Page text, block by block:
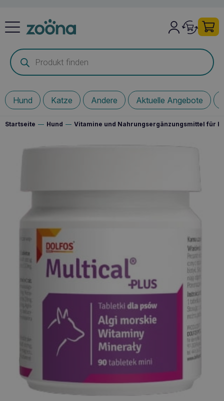
Products
search
Hund Katze Andere Aktuelle Angebote
Startseite — Hund — Vitamine und Nahrungsergänzungsmittel für